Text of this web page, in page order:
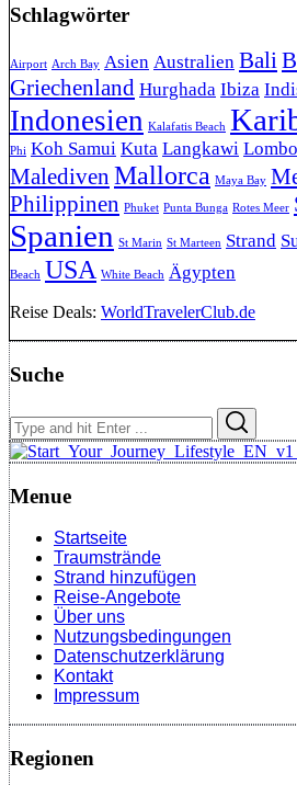
Schlagwörter
Airport Arch Bay Asien Australien Bali
Griechenland Hurghada Ibiza
Indonesien Kalafatis Beach
Phi Koh Samui Kuta Langkawi
Malediven Mallorca Maya Bay
Philippinen Phuket Punta Bunga Rotes Meer
Spanien St Marin St Marteen Strand
Beach USA White Beach Ägypten
Reise Deals: WorldTravelerClub.de
Suche
Search
for:
Menue
Startseite
Traumstrände
Strand hinzufügen
Reise-Angebote
Über uns
Nutzungsbedingungen
Datenschutzerklärung
Kontakt
Impressum
Regionen